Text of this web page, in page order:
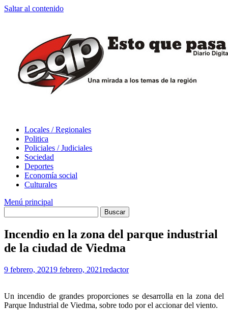
Saltar al contenido
Locales / Regionales
Politica
Policiales / Judiciales
Sociedad
Deportes
Economía social
Culturales
Menú principal
Incendio en la zona del parque industrial
de la ciudad de Viedma
9 febrero, 20219 febrero, 2021redactor
Un incendio de grandes proporciones se desarrolla en la zona del
Parque Industrial de Viedma, sobre todo por el accionar del viento.